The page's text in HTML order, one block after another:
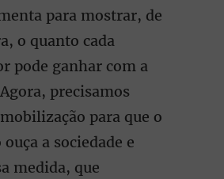
para mostrar, de
o quanto cada
pode ganhar com a
precisamos
para que o
a sociedade e
medida, que